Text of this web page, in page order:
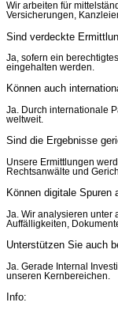
Wir arbeiten für
Versicherungen,
Sind verdeckte
Ja, sofern ein
eingehalten werden.
Können auch
Ja. Durch internationale
weltweit.
Sind die Ergebnisse
Unsere Ermittlungen
Rechtsanwälte und
Können digitale Spuren
Ja. Wir analysieren unter
Auffälligkeiten,
Unterstützen Sie auch
Ja. Gerade Internal
unseren Kernbereichen.
Info: